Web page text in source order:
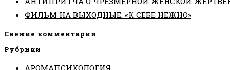
ФИЛЬМ НА ВЫХОДНЫЕ: «К СЕБЕ НЕЖНО»
Свежие комментарии
Рубрики